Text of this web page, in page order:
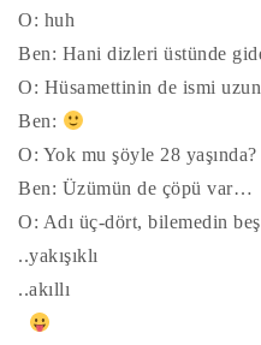
O: huh
Ben: Hani dizleri üstünde
O: Hüsamettinin de ismi uzun
Ben:
O: Yok mu şöyle 28 yaşında?
Ben: Üzümün de çöpü var…
O: Adı üç-dört, bilemedin
..yakışıklı
..akıllı